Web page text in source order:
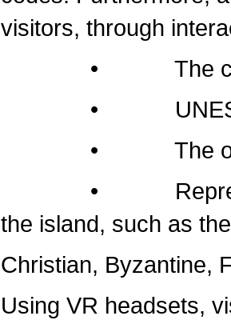
visitors, through
• The
• UNESCO
• The original
•
the island, such as
Christian, Byzantine,
Using VR headsets,